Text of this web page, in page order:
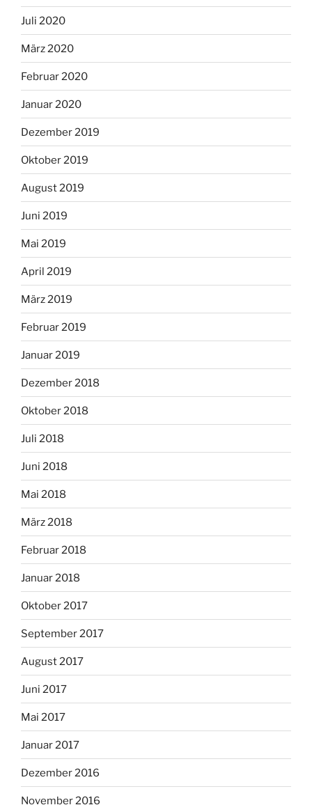
Juli 2020
März 2020
Februar 2020
Januar 2020
Dezember 2019
Oktober 2019
August 2019
Juni 2019
Mai 2019
April 2019
März 2019
Februar 2019
Januar 2019
Dezember 2018
Oktober 2018
Juli 2018
Juni 2018
Mai 2018
März 2018
Februar 2018
Januar 2018
Oktober 2017
September 2017
August 2017
Juni 2017
Mai 2017
Januar 2017
Dezember 2016
November 2016